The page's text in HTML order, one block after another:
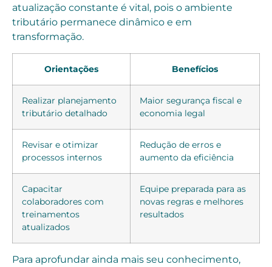
atualização constante é vital, pois o ambiente
tributário permanece dinâmico e em
transformação.
Orientações Benefícios
Realizar planejamento
tributário detalhado
Maior segurança fiscal e
economia legal
Revisar e otimizar
processos internos
Redução de erros e
aumento da eficiência
Capacitar
colaboradores com
treinamentos
atualizados
Equipe preparada para as
novas regras e melhores
resultados
Para aprofundar ainda mais seu conhecimento,